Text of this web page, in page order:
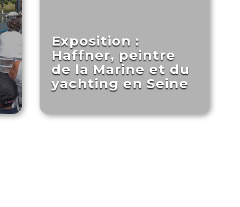
Exposition :
Haffner, peintre
de la Marine et du
yachting en Seine